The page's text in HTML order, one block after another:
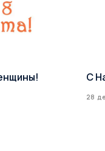
С
28